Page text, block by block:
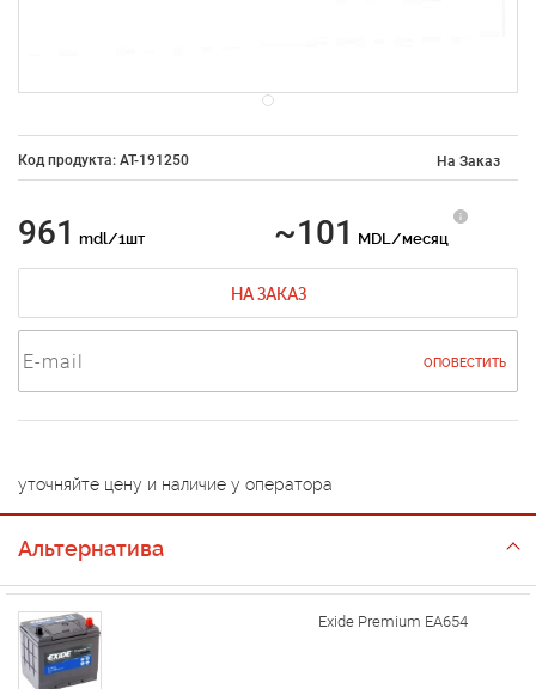
Код продукта: AT-191250 На Заказ
961 mdl/1шт ~101 MDL/месяц
НА ЗАКАЗ
ОПОВЕСТИТЬ
уточняйте цену и наличие у оператора
Альтернатива
Exide Premium EA654